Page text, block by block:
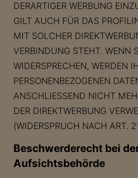
DERARTIGER WERBUNG
GILT AUCH FÜR DAS
MIT SOLCHER
VERBINDUNG STEHT. WENN
WIDERSPRECHEN, WERDEN
PERSONENBEZOGENEN
ANSCHLIESSEND NICHT
DER DIREKTWERBUNG
(WIDERSPRUCH NACH ART.
Beschwerde­recht bei
Aufsichts­behörde